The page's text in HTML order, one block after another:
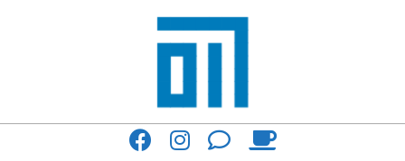
017